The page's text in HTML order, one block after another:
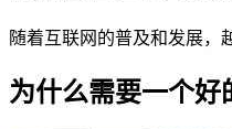
随着互联网的普及和发展，
为什么需要一个好